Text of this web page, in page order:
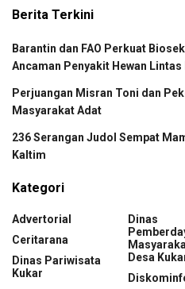
Berita Terkini
Barantin dan FAO Perkuat
Ancaman Penyakit Hewan Lintas
Perjuangan Misran Toni dan
Masyarakat Adat
236 Serangan Judol Sempat
Kaltim
Kategori
Advertorial
Ceritarana
Dinas Pariwisata
Kukar
Dinas
Desa